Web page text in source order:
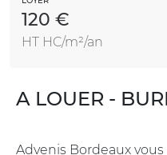
120 €
HT HC/m²/an
A LOUER -
Advenis Bordeaux